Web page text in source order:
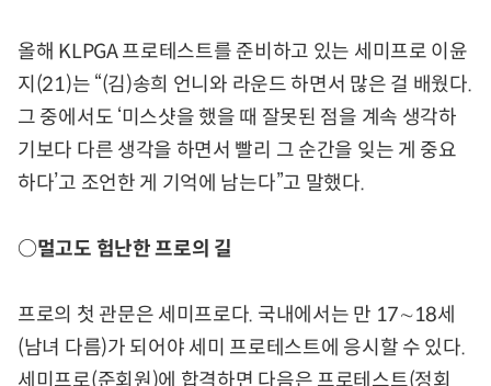
올해 KLPGA 프로테스트를 준비하고 있는 세미프로 이윤
지(21)는 “(김)송희 언니와 라운드 하면서 많은 걸 배웠다.
그 중에서도 ‘미스샷을 했을 때 잘못된 점을 계속 생각하
기보다 다른 생각을 하면서 빨리 그 순간을 잊는 게 중요
하다’고 조언한 게 기억에 남는다”고 말했다.
○멀고도 험난한 프로의 길
프로의 첫 관문은 세미프로다. 국내에서는 만 17∼18세
(남녀 다름)가 되어야 세미 프로테스트에 응시할 수 있다.
세미프로(준회원)에 합격하면 다음은 프로테스트(정회